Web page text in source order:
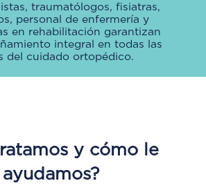
traumatólogos, fisiatras,
personal de enfermería y
en rehabilitación garantizan
integral en todas las
del cuidado ortopédico.
y cómo le
ayudamos?